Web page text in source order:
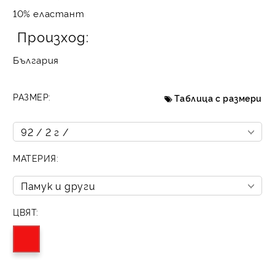
10% еластант
Произход:
България
РАЗМЕР: Таблица с размери
МАТЕРИЯ:
ЦВЯТ: